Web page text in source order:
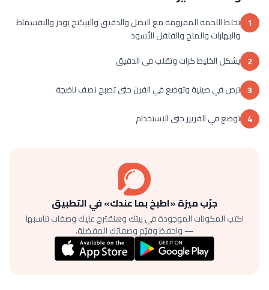
1 تخلط اللحمة المفرومة مع البصل والدقيق والبيكنج بودر والبقسماط
والبهارات والملح والفلفل الأسود
2 يشكل الخليط كرات وتقلب في الدقيق
3 ترص في صينية وتوضع في الفرن حتى تصبح نصف ناضجة
4 توضع في الفريزر حتى الاستخدام
جرّب ميزة «اطبخ بما عندك» في التطبيق
اكتب المكونات الموجودة في بيتك وهنقترح عليك وصفات تناسبها
— واحفظ وقيّم وصفاتك المفضلة.